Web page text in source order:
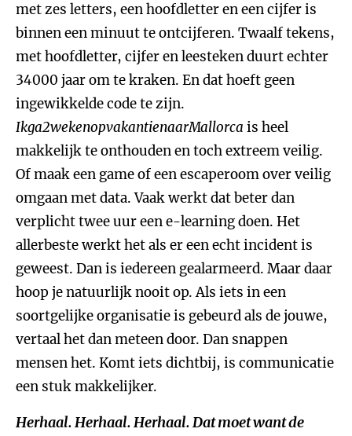
met zes letters, een hoofdletter en een cijfer is
binnen een minuut te ontcijferen. Twaalf tekens,
met hoofdletter, cijfer en leesteken duurt echter
34000 jaar om te kraken. En dat hoeft geen
ingewikkelde code te zijn.
Ikga2wekenopvakantienaarMallorca is heel
makkelijk te onthouden en toch extreem veilig.
Of maak een game of een escaperoom over veilig
omgaan met data. Vaak werkt dat beter dan
verplicht twee uur een e-learning doen. Het
allerbeste werkt het als er een echt incident is
geweest. Dan is iedereen gealarmeerd. Maar daar
hoop je natuurlijk nooit op. Als iets in een
soortgelijke organisatie is gebeurd als de jouwe,
vertaal het dan meteen door. Dan snappen
mensen het. Komt iets dichtbij, is communicatie
een stuk makkelijker.
Herhaal. Herhaal. Herhaal. Dat moet want de